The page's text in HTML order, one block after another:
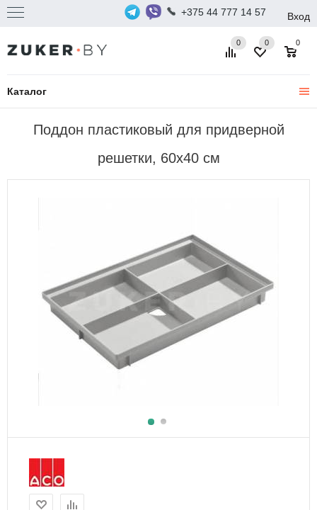
+375 44 777 14 57 Вход
Каталог
0 0
0
Поддон пластиковый для придверной
решетки, 60х40 см